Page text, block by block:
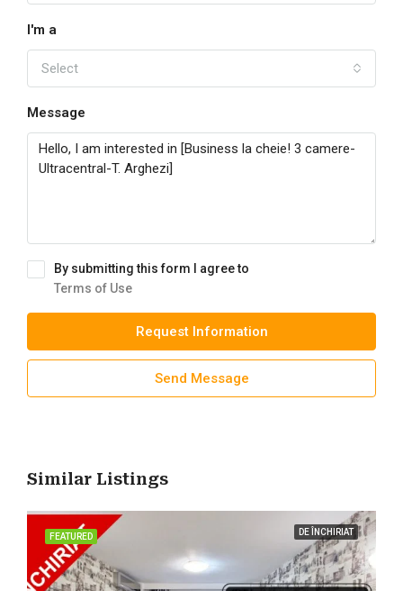
I'm a
Select
Message
By submitting this form I agree to
Terms of Use
Request Information
Send Message
Similar Listings
FEATURED DE ÎNCHIRIAT